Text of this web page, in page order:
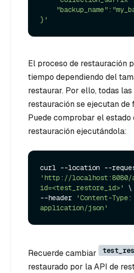
}'
El proceso de restauración
tiempo dependiendo del
restaurar. Por ello, todas
restauración se ejecutan de
Puede comprobar el estado
restauración ejecutándola:
curl --location --
'http://localhost:8080/
id=<test_restore_id>'
\
--header
'Content-Type:
application/json'
Recuerde cambiar
restaurado por la API de